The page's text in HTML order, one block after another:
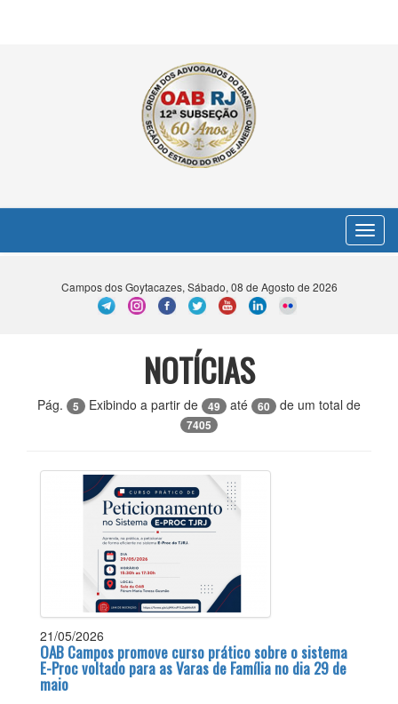
Toggle
Campos dos Goytacazes, Sábado, 08 de Agosto de 2026
NOTÍCIAS
Pág. 5 Exibindo a partir de 49 até 60 de um total de
7405
21/05/2026
OAB Campos promove curso prático sobre o sistema
E-Proc voltado para as Varas de Família no dia 29 de
maio